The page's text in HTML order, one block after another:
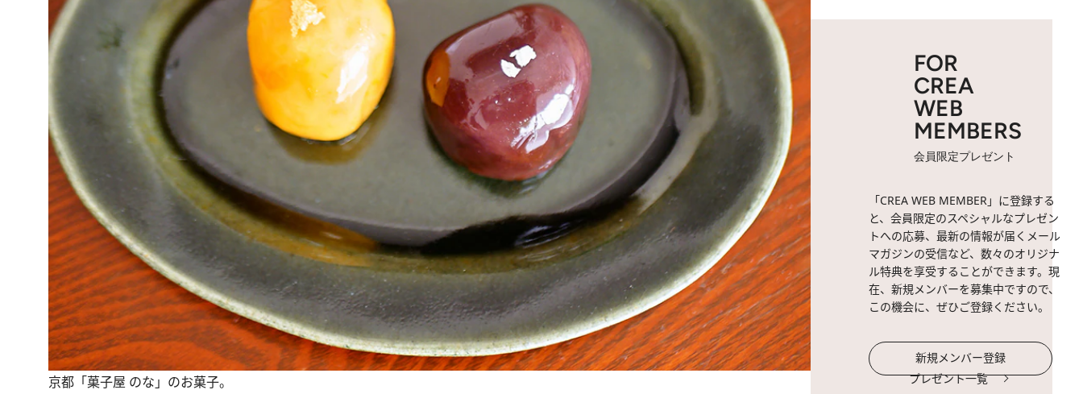
京都「菓子屋 のな」のお菓子。
FOR
CREA
WEB
MEMBERS
会員限定プレゼント
「CREA WEB MEMBER」に登録する
と、会員限定のスペシャルなプレゼン
トへの応募、最新の情報が届くメール
マガジンの受信など、数々のオリジナ
ル特典を享受することができます。現
在、新規メンバーを募集中ですので、
この機会に、ぜひご登録ください。
新規メンバー登録
プレゼント一覧